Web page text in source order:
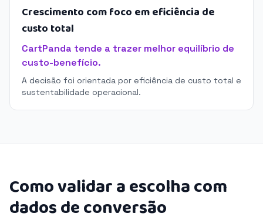
Crescimento com foco em eficiência de
custo total
CartPanda tende a trazer melhor equilíbrio de
custo-benefício.
A decisão foi orientada por eficiência de custo total e
sustentabilidade operacional.
Como validar a escolha com
dados de conversão